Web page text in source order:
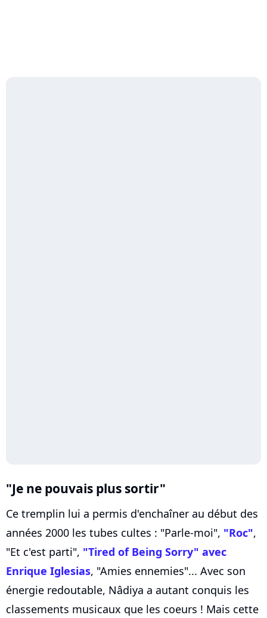
"Je ne pouvais plus sortir"
Ce tremplin lui a permis d'enchaîner au début des
années 2000 les tubes cultes : "Parle-moi", "Roc",
"Et c'est parti", "Tired of Being Sorry" avec
Enrique Iglesias, "Amies ennemies"... Avec son
énergie redoutable, Nâdiya a autant conquis les
classements musicaux que les coeurs ! Mais cette